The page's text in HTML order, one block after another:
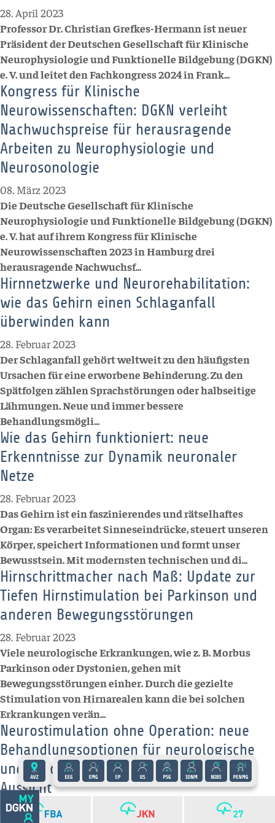
28. April 2023
Professor Dr. Christian Grefkes-Hermann ist neuer
Präsident der Deutschen Gesellschaft für Klinische
Neurophysiologie und Funktionelle Bildgebung (DGKN)
e. V. und leitet den Fachkongress 2024 in Frank...
Kongress für Klinische
Neurowissenschaften: DGKN verleiht
Nachwuchspreise für herausragende
Arbeiten zu Neurophysiologie und
Neurosonologie
08. März 2023
Die Deutsche Gesellschaft für Klinische
Neurophysiologie und Funktionelle Bildgebung (DGKN)
e. V. hat auf ihrem Kongress für Klinische
Neurowissenschaften 2023 in Hamburg drei
herausragende Nachwuchsf...
Hirnnetzwerke und Neurorehabilitation:
wie das Gehirn einen Schlaganfall
überwinden kann
28. Februar 2023
Der Schlaganfall gehört weltweit zu den häufigsten
Ursachen für eine erworbene Behinderung. Zu den
Spätfolgen zählen Sprachstörungen oder halbseitige
Lähmungen. Neue und immer bessere
Behandlungsmögli...
Wie das Gehirn funktioniert: neue
Erkenntnisse zur Dynamik neuronaler
Netze
28. Februar 2023
Das Gehirn ist ein faszinierendes und rätselhaftes
Organ: Es verarbeitet Sinneseindrücke, steuert unseren
Körper, speichert Informationen und formt unser
Bewusstsein. Mit modernsten technischen und di...
Hirnschrittmacher nach Maß: Update zur
Tiefen Hirnstimulation bei Parkinson und
anderen Bewegungsstörungen
28. Februar 2023
Viele neurologische Erkrankungen, wie z. B. Morbus
Parkinson oder Dystonien, gehen mit
Bewegungsstörungen einher. Durch die gezielte
Stimulation von Hirnarealen kann die bei solchen
Erkrankungen verän...
Neurostimulation ohne Operation: neue
Behandlungsoptionen für neurologische
und psychiatrische Erkrankungen in
Aussicht
28. Februar 2023